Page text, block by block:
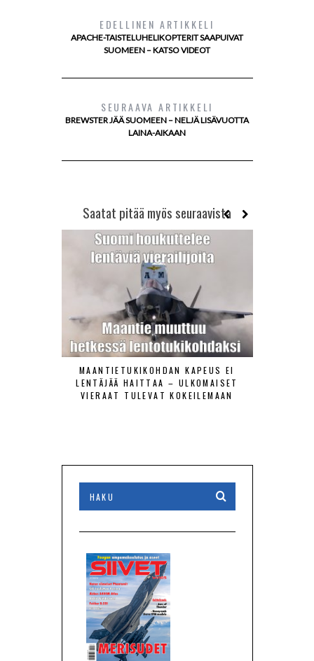
EDELLINEN ARTIKKELI
APACHE-TAISTELUHELIKOPTERIT SAAPUIVAT
SUOMEEN – KATSO VIDEOT
SEURAAVA ARTIKKELI
BREWSTER JÄÄ SUOMEEN – NELJÄ LISÄVUOTTA
LAINA-AIKAAN
Saatat pitää myös seuraavista
MAANTIETUKIKOHDAN KAPEUS EI
LENTÄJÄÄ HAITTAA – ULKOMAISET
VIERAAT TULEVAT KOKEILEMAAN